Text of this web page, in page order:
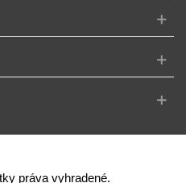
práva vyhradené.